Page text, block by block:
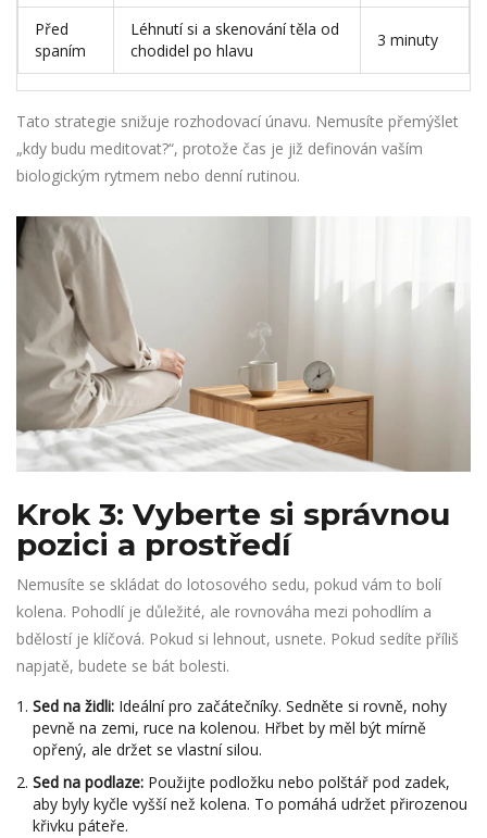
Před
spaním
Léhnutí si a skenování těla od
chodidel po hlavu
3 minuty
Tato strategie snižuje rozhodovací únavu. Nemusíte přemýšlet
„kdy budu meditovat?“, protože čas je již definován vaším
biologickým rytmem nebo denní rutinou.
Krok 3: Vyberte si správnou
pozici a prostředí
Nemusíte se skládat do lotosového sedu, pokud vám to bolí
kolena. Pohodlí je důležité, ale rovnováha mezi pohodlím a
bdělostí je klíčová. Pokud si lehnout, usnete. Pokud sedíte příliš
napjatě, budete se bát bolesti.
Sed na židli: Ideální pro začátečníky. Sedněte si rovně, nohy
pevně na zemi, ruce na kolenou. Hřbet by měl být mírně
opřený, ale držet se vlastní silou.
Sed na podlaze: Použijte podložku nebo polštář pod zadek,
aby byly kyčle vyšší než kolena. To pomáhá udržet přirozenou
křivku páteře.